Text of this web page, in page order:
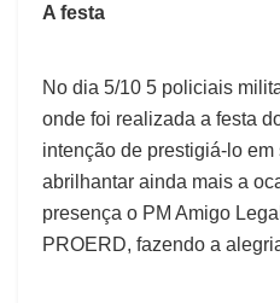
A festa
No dia 5/10 5 policiais
onde foi realizada a festa
intenção de prestigiá-lo
abrilhantar ainda mais a
presença o PM Amigo
PROERD, fazendo a